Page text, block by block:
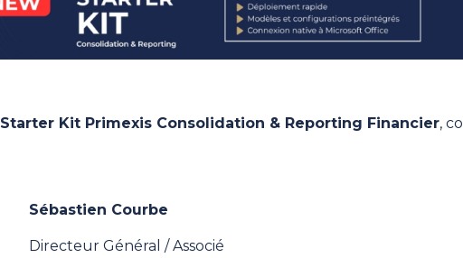
Starter Kit Primexis Consolidation & Reporting Financier,
Sébastien Courbe
Directeur Général / Associé